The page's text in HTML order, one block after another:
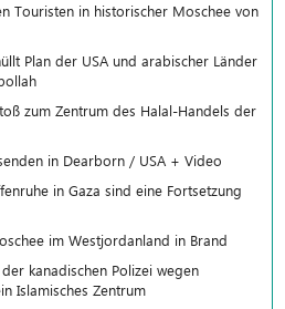
Touristen in historischer Moschee von
Plan der USA und arabischer Länder
zum Zentrum des Halal-Handels der
in Dearborn / USA + Video
in Gaza sind eine Fortsetzung
im Westjordanland in Brand
kanadischen Polizei wegen
Islamisches Zentrum